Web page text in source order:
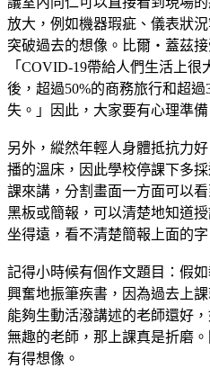
放大，例如機器瑕疵、儀表狀
突破過去的想像。比爾‧蓋茲接
「COVID-19帶給人們生活上
後，超過50%的商務旅行和超
失。」因此，大家要有心理準
另外，縱然年輕人身體抵抗力
播的溫床，因此學校停課下多
課來講，分割畫面一方面可以
黑板或簡報，可以清楚地知道
坐得遠，看不清楚簡報上面的字
記得小時候有個作文題目：假
興奮地振筆疾書，因為過去上
能夠生動活潑講述的老師還好
無趣的老師，那上課真是折磨
有得想像。